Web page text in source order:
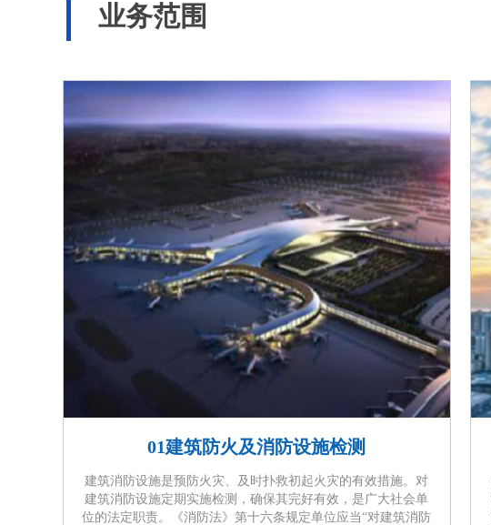
01建筑防火及消防设施检测
建筑消防设施是预防火灾、及时扑救初起火灾的有效措施。对
建筑消防设施定期实施检测，确保其完好有效，是广大社会单
位的法定职责。《消防法》第十六条规定单位应当“对建筑消防
业务范围